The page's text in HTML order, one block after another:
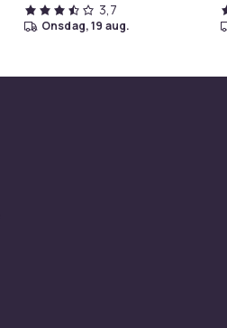
3,7
onsdag, 19 aug.